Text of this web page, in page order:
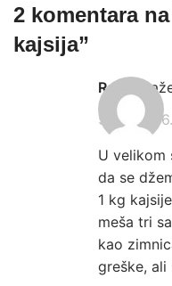
2 komentara na
kajsija”
Rajna
5. jul
U velikom
da se
1 kg
meša tri
kao
greške,